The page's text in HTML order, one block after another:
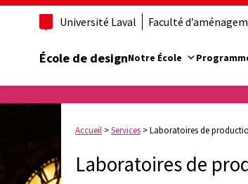
Université Laval Faculté
École de designNotre École
Accueil >Services >Laboratoires de
Laboratoires de